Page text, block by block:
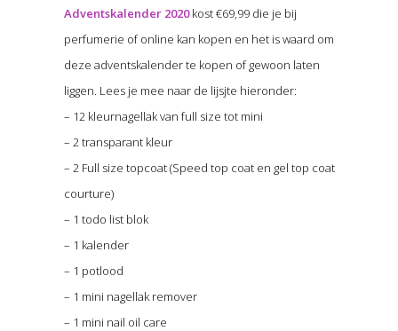
Adventskalender 2020kost €69,99 die je bij
perfumerie of online kan kopen en het is waard om
deze adventskalender te kopen of gewoon laten
liggen. Lees je mee naar de lijsjte hieronder:
– 12 kleurnagellak van full size tot mini
– 2 transparant kleur
– 2 Full size topcoat (Speed top coat en gel top coat
courture)
– 1 todo list blok
– 1 kalender
– 1 potlood
– 1 mini nagellak remover
– 1 mini nail oil care